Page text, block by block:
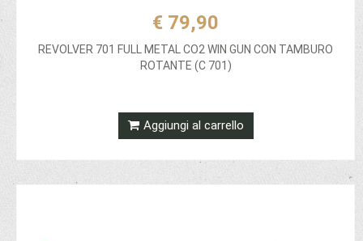
€ 79,90
REVOLVER 701 FULL METAL CO2 WIN GUN CON TAMBURO
ROTANTE (C 701)
Aggiungi al carrello